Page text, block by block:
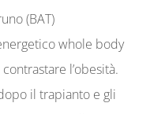
(BAT)
whole body
l’obesità.
il trapianto e gli